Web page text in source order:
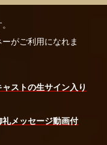
がご利用になれま
ストの生サイン入り
礼メッセージ動画付